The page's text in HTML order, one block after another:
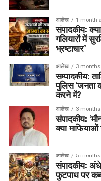
आलेख 1 month
संपादकीय:
गलियारों में
भ्रष्टाचार’
आलेख 3 months
सम्पादकीय:
पुलिस ‘जनता
करने में?
आलेख 3 months
संपादकीय:
क्या
आलेख 5 months
संपादकीय:
फुटपाथ पर